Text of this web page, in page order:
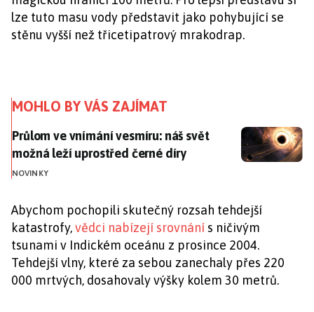
lze tuto masu vody představit jako pohybující se
stěnu vyšší než třicetipatrový mrakodrap.
MOHLO BY VÁS ZAJÍMAT
Průlom ve vnímání vesmíru: náš svět možná leží
Průlom ve vnímání vesmíru: náš svět
možná leží uprostřed černé díry
NOVINKY
Abychom pochopili skutečný rozsah tehdejší
katastrofy,vědci nabízejí srovnánís ničivým
tsunami v Indickém oceánu z prosince 2004.
Tehdejší vlny, které za sebou zanechaly přes 220
000 mrtvých, dosahovaly výšky kolem 30 metrů.